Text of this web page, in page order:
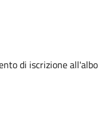
di iscrizione all'albo